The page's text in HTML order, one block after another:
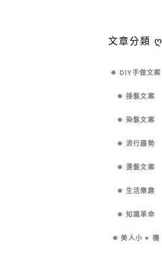
文章分類 ღ
✵ DIY手做文案
✵ 接髮文案
✵ 染髮文案
✵ 流行趨勢
✵ 燙髮文案
✵ 生活樂趣
✵ 知識革命
✵ 美人小 ♥ 機